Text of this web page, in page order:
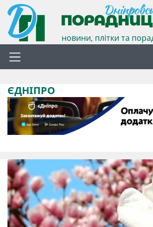
новини, плітки та
ЄДНІПРО